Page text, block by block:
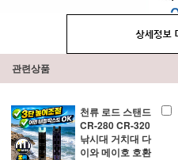
관련상품
천류 로드 스탠드
CR-280 CR-320
낚시대 거치대 다
이와 메이호 호환